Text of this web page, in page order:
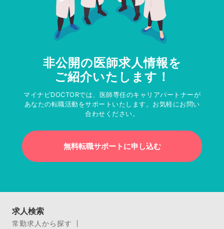
非公開の医師求人情報を
ご紹介いたします！
マイナビDOCTORでは、医師専任のキャリアパートナーが
あなたの転職活動をサポートいたします。お気軽にお問い
合わせください。
無料転職サポートに申し込む
求人検索
常勤求人から探す